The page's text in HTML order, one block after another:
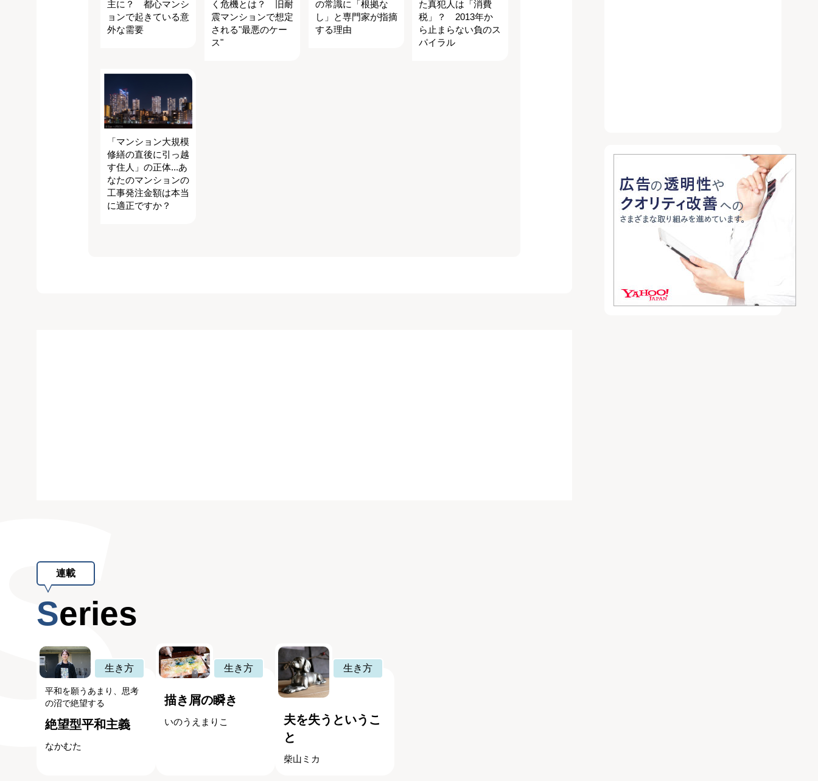
主に？ 都心マンシ
ョンで起きている意
外な需要
く危機とは？ 旧耐
震マンションで想定
される"最悪のケー
ス"
の常識に「根拠な
し」と専門家が指摘
する理由
た真犯人は「消費
税」？ 2013年か
ら止まらない負のス
パイラル
「マンション大規模
修繕の直後に引っ越
す住人」の正体...あ
なたのマンションの
工事発注金額は本当
に適正ですか？
連載
Series
生き方
平和を願うあまり、思考
の沼で絶望する
絶望型平和主義
なかむた
生き方
描き屑の瞬き
いのうえまりこ
生き方
夫を失うというこ
と
柴山ミカ